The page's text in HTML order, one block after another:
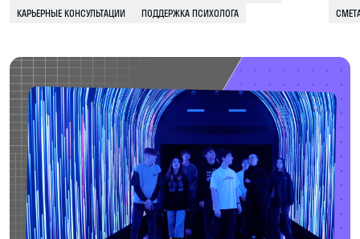
Шахматный клуб, киноклуб, робототехника, дизайн
и другие креативные кружки. Организуй встречи,
обменивайся идеями и развивай творческие
навыки в кругу единомышленников
КРУЖКИ И КЛУБЫ ПО ИНТЕРЕСАМ
Собираемся вместе для поездок в столицу и другие
города, проводим экскурсии. Выбираемся в лес
с палатками, устраиваем соревнования
в верёвочных городках и организуем визиты
в ИТ‑компании
ПУТЕШЕСТВУЕМ ПО ГОРОДАМ И НА ПРИРОДУ